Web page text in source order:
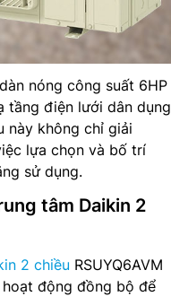
nóng công suất 6HP
tầng điện lưới dân dụng
này không chỉ giải
lựa chọn và bố trí
sử dụng.
tâm Daikin 2
2 chiều RSUYQ6AVM
động đồng bộ để